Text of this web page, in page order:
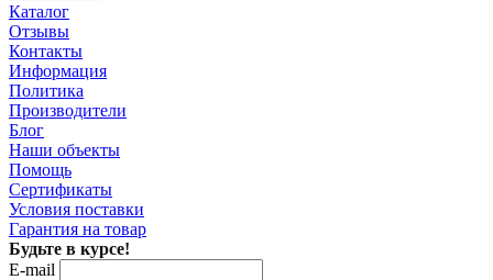
Каталог
Отзывы
Контакты
Информация
Политика
Производители
Блог
Наши объекты
Помощь
Сертификаты
Условия поставки
Гарантия на товар
Будьте в курсе!
E-mail